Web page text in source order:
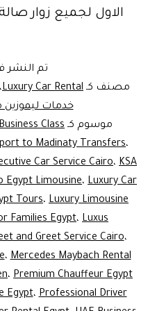
الاول لجميع زوار صالة 4.
تم النشر
مصنف كـ Luxury Car Rental،
خدمات ليموزين
موسوم كـ Class
to Madinaty Transfers،
Car Service Cairo، KSA
Egypt Limousine، Luxury Car
Tours، Luxury Limousine
Families Egypt، Luxus
and Greet Service Cairo،
،Mercedes Maybach Rental
، Premium Chauffeur Egypt
Egypt،Professional Driver